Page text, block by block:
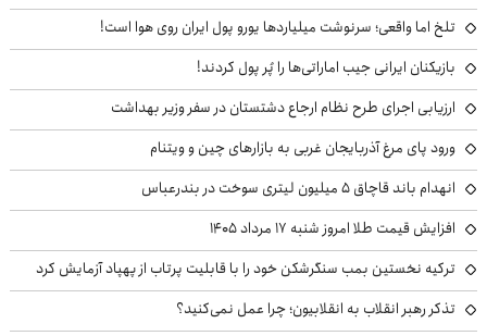
تلخ اما واقعی؛ سرنوشت میلیاردها یورو پول ایران روی هوا است!
بازیکنان ایرانی جیب اماراتی‌ها را پُر پول کردند!
ارزیابی اجرای طرح نظام ارجاع دشتستان در سفر وزیر بهداشت
ورود پای مرغ آذربایجان غربی به بازارهای چین و ویتنام
انهدام باند قاچاق ۵ میلیون لیتری سوخت در بندرعباس
افزایش قیمت طلا امروز شنبه ۱۷ مرداد ۱۴۰۵
ترکیه نخستین بمب سنگرشکن خود را با قابلیت پرتاب از پهپاد آزمایش کرد
تذکر رهبر انقلاب به انقلابیون؛ چرا عمل نمی‌کنید؟